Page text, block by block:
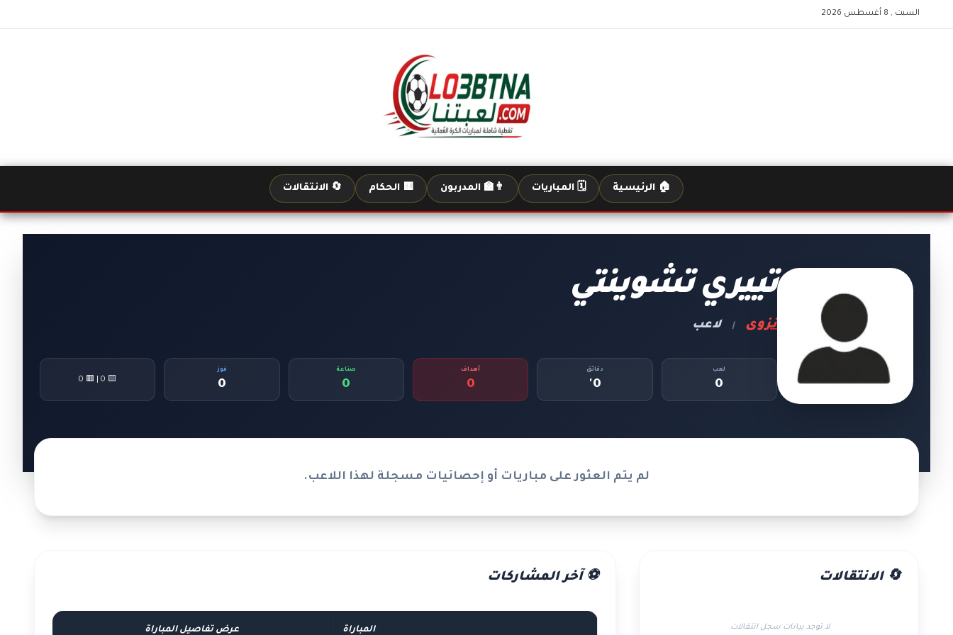
السبت , 8 أغسطس 2026
🏠 الرئيسية 🗓️ المباريات 👨‍🏫 المدربون 🟨 الحكام 🔄 الانتقالات
تييري تشوينتي
نزوى | لاعب
لعب
0
دقائق
0'
أهداف
0
صناعة
0
فوز
0
🟨 0 | 🟥 0
لم يتم العثور على مباريات أو إحصائيات مسجلة لهذا اللاعب.
🔄 الانتقالات
لا توجد بيانات سجل انتقالات.
⚽ آخر المشاركات
المباراة عرض تفاصيل المباراة